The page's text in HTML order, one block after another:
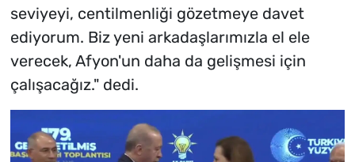
seviyeyi, centilmenliği gözetmeye davet
ediyorum. Biz yeni arkadaşlarımızla el ele
verecek, Afyon'un daha da gelişmesi için
çalışacağız." dedi.